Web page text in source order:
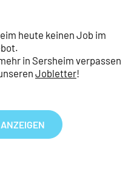
heute keinen Job im
in Sersheim verpassen
Jobletter!